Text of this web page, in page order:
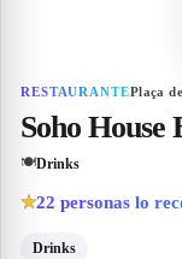
RESTAURANTEPlaça
Soho House
🍽Drinks
★22 personas lo
Drinks